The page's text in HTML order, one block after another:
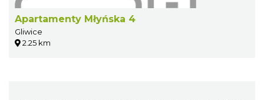
Apartamenty Młyńska 4
Gliwice
2.25 km